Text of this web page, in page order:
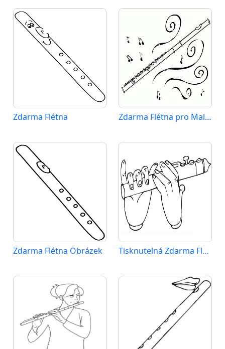
Zdarma Flétna Zdarma Flétna pro Malé Děti
Zdarma Flétna Obrázek Tisknutelná Zdarma Flétna